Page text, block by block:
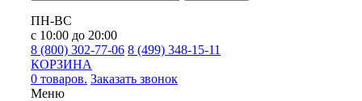
ПН-ВС
с 10:00 до 20:00
8 (800) 302-77-06 8 (499) 348-15-11
КОРЗИНА
0 товаров. Заказать звонок
Меню